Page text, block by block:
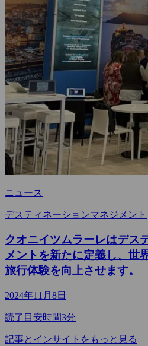
ニュース
デスティネーションマネジメント
クオニイツムラーレはデス
メントを新たに定義し、世
旅行体験を向上させます。
2024年11月8日
読了目安時間3分
記事とインサイトをもっと見る